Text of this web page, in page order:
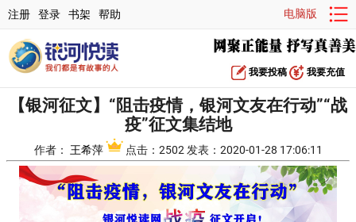
注册 登录 书架 帮助 电脑版
我要投稿 我要充值
【银河征文】“阻击疫情，银河文友在行动”“战
疫”征文集结地
作者： 王希萍 点击：2502 发表：2020-01-28 17:06:11